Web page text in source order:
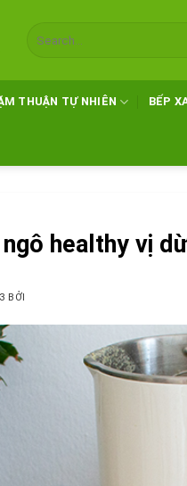
THUẬN TỰ NHIÊN BẾP
healthy vị
BỞI